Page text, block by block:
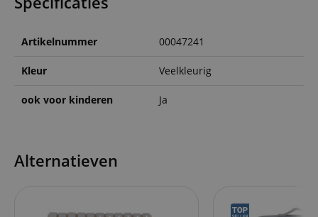
Artikelnummer 00047241
Kleur Veelkleurig
ook voor kinderen Ja
Alternatieven